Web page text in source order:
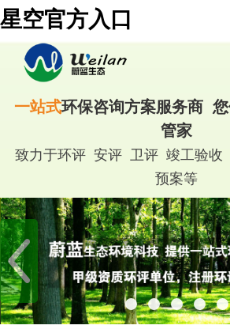
星空官方入口
一站式环保咨询方案服务商
管家
致力于环评 安评 卫评 竣工验收
预案等